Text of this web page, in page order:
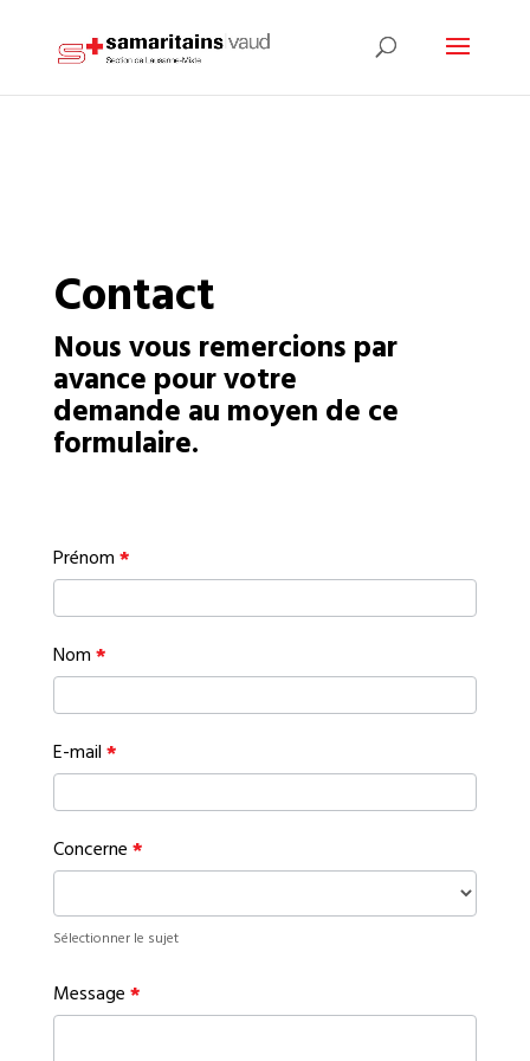
Contact
Nous vous remercions par
avance pour votre
demande au moyen de ce
formulaire.
Contact
Prénom*
Nom*
E-mail*
Concerne*
Sélectionner le sujet
Message*